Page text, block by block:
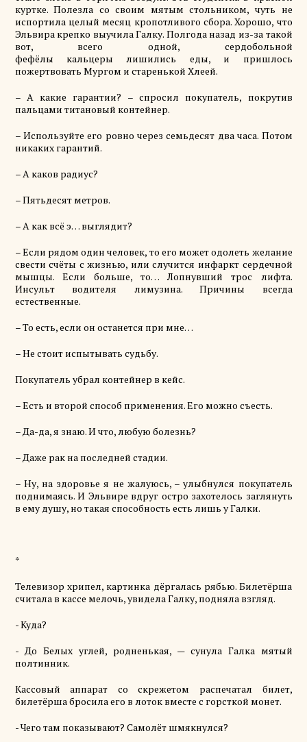
куртке. Полезла со своим мятым стольником, чуть не
испортила целый месяц кропотливого сбора. Хорошо, что
Эльвира крепко выучила Галку. Полгода назад из-за такой
вот, всего одной, сердобольной
фефёлы кальцеры лишились еды, и пришлось
пожертвовать Мургом и старенькой Хлеей.
– А какие гарантии? – спросил покупатель, покрутив
пальцами титановый контейнер.
– Используйте его ровно через семьдесят два часа. Потом
никаких гарантий.
– А каков радиус?
– Пятьдесят метров.
– А как всё э… выглядит?
–Если рядом один человек, то его может одолеть желание
свести счёты с жизнью, или случится инфаркт сердечной
мышцы. Если больше, то… Лопнувший трос лифта.
Инсульт водителя лимузина. Причины всегда
естественные.
– То есть, если он останется при мне…
– Не стоитиспытывать судьбу.
Покупатель убрал контейнер в кейс.
– Есть и второй способ применения. Его можно съесть.
– Да-да, я знаю. И что, любую болезнь?
– Даже рак на последней стадии.
– Ну, на здоровье я не жалуюсь, – улыбнулся покупатель
поднимаясь. И Эльвире вдруг остро захотелось заглянуть
в емудушу, но такая способность есть лишь у Галки.
*
Телевизор хрипел, картинка дёргалась рябью. Билетёрша
считала в кассе мелочь, увидела Галку, подняла взгляд.
- Куда?
- До Белых углей,родненькая, —сунула Галка мятый
полтинник.
Кассовыйаппарат соскрежетом распечатал билет,
билетёрша бросилаего в лоток вместе с горсткой монет.
- Чего там показывают? Самолёт шмякнулся?